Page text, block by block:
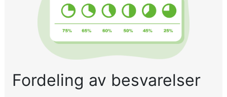
Fordeling av besvarelser